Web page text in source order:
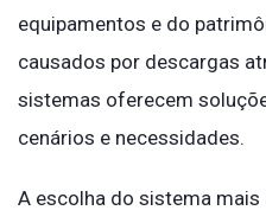
equipamentos e do
causados por descargas
sistemas oferecem
cenários e necessidades.
A escolha do sistema mais